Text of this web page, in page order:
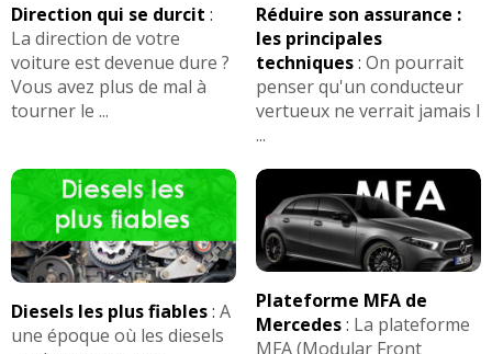
Direction qui se durcit :
La direction de votre
voiture est devenue dure ?
Vous avez plus de mal à
tourner le ...
Réduire son assurance :
les principales
techniques: On pourrait
penser qu'un conducteur
vertueux ne verrait jamais l
...
Diesels les plus fiables: A
une époque où les diesels
Plateforme MFA de
Mercedes: La plateforme
MFA (Modular Front